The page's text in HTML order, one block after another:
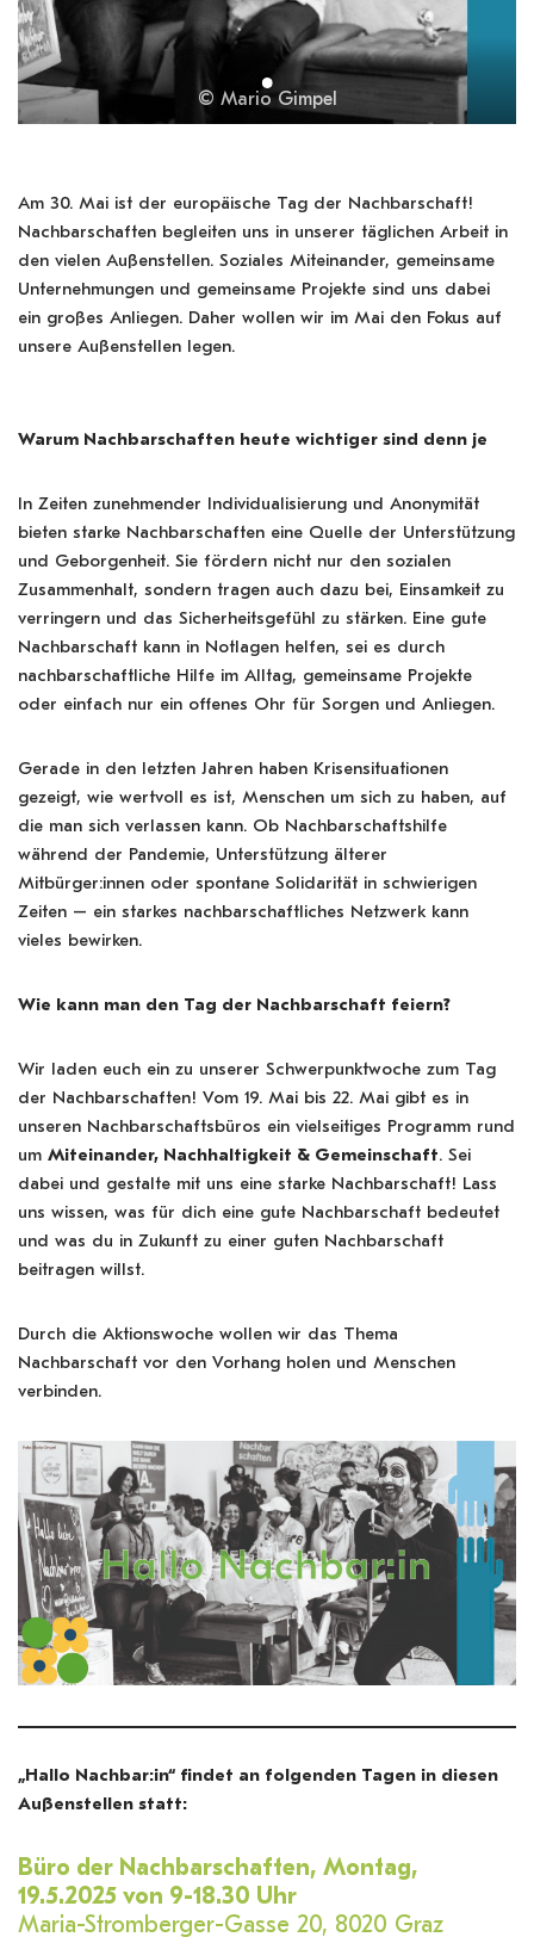
© Mario Gimpel
Am 30. Mai ist der europäische Tag der Nachbarschaft!
Nachbarschaften begleiten uns in unserer täglichen Arbeit in
den vielen Außenstellen. Soziales Miteinander, gemeinsame
Unternehmungen und gemeinsame Projekte sind uns dabei
ein großes Anliegen. Daher wollen wir im Mai den Fokus auf
unsere Außenstellen legen.
Warum Nachbarschaften heute wichtiger sind denn je
In Zeiten zunehmender Individualisierung und Anonymität
bieten starke Nachbarschaften eine Quelle der Unterstützung
und Geborgenheit. Sie fördern nicht nur den sozialen
Zusammenhalt, sondern tragen auch dazu bei, Einsamkeit zu
verringern und das Sicherheitsgefühl zu stärken. Eine gute
Nachbarschaft kann in Notlagen helfen, sei es durch
nachbarschaftliche Hilfe im Alltag, gemeinsame Projekte
oder einfach nur ein offenes Ohr für Sorgen und Anliegen.
Gerade in den letzten Jahren haben Krisensituationen
gezeigt, wie wertvoll es ist, Menschen um sich zu haben, auf
die man sich verlassen kann. Ob Nachbarschaftshilfe
während der Pandemie, Unterstützung älterer
Mitbürger:innen oder spontane Solidarität in schwierigen
Zeiten – ein starkes nachbarschaftliches Netzwerk kann
vieles bewirken.
Wie kann man den Tag der Nachbarschaft feiern?
Wir laden euch ein zu unserer Schwerpunktwoche zum Tag
der Nachbarschaften! Vom 19. Mai bis 22. Mai gibt es in
unseren Nachbarschaftsbüros ein vielseitiges Programm rund
um Miteinander, Nachhaltigkeit & Gemeinschaft. Sei
dabei und gestalte mit uns eine starke Nachbarschaft! Lass
uns wissen, was für dich eine gute Nachbarschaft bedeutet
und was du in Zukunft zu einer guten Nachbarschaft
beitragen willst.
Durch die Aktionswoche wollen wir das Thema
Nachbarschaft vor den Vorhang holen und Menschen
verbinden.
„Hallo Nachbar:in“ findet an folgenden Tagen in diesen
Außenstellen statt:
Büro der Nachbarschaften, Montag,
19.5.2025 von 9-18.30 Uhr
Maria-Stromberger-Gasse 20, 8020 Graz